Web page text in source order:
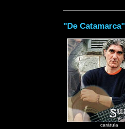
"De Catamarca"
carátula